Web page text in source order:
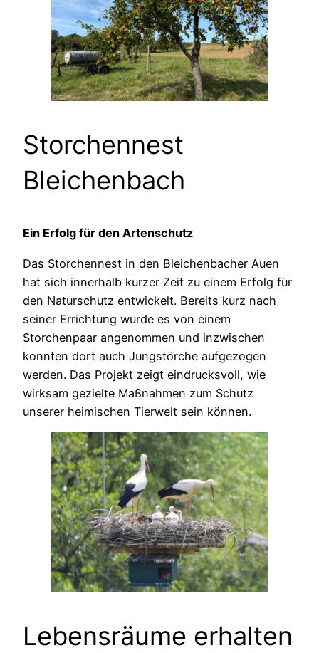
Storchennest
Bleichenbach
Ein Erfolg für den Artenschutz
Das Storchennest in den Bleichenbacher Auen
hat sich innerhalb kurzer Zeit zu einem Erfolg für
den Naturschutz entwickelt. Bereits kurz nach
seiner Errichtung wurde es von einem
Storchenpaar angenommen und inzwischen
konnten dort auch Jungstörche aufgezogen
werden. Das Projekt zeigt eindrucksvoll, wie
wirksam gezielte Maßnahmen zum Schutz
unserer heimischen Tierwelt sein können.
Lebensräume erhalten